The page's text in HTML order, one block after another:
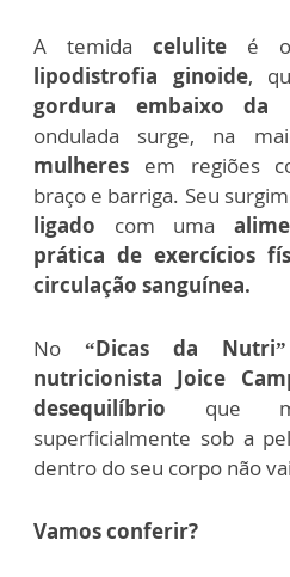
A temida celulite é
lipodistrofia ginoide,
gordura embaixo da
ondulada surge, na
mulheres em regiões
braço e barriga. Seu
ligado com uma
prática de exercícios
circulação sanguínea.
No “Dicas da Nutri”
nutricionista Joice
desequilíbrio que
superficialmente sob a
dentro do seu corpo não
Vamos conferir?